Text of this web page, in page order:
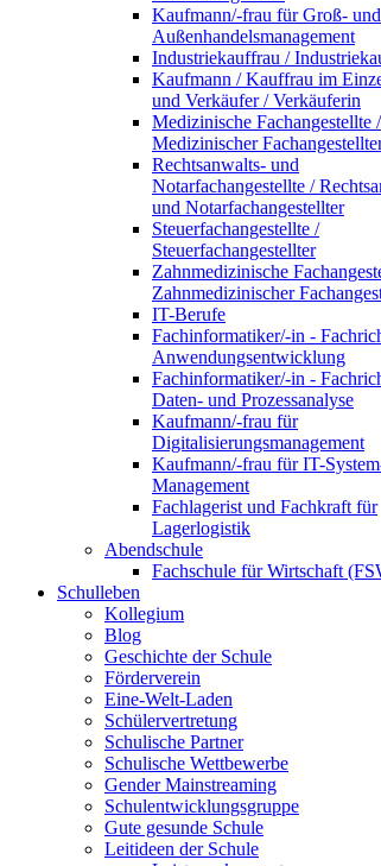
Kaufmann/-frau für Groß- und
Außenhandelsmanagement
Industriekauffrau /
Kaufmann / Kauffrau im
und Verkäufer / Verkäuferin
Medizinische Fachangestellte /
Medizinischer
Rechtsanwalts- und
Notarfachangestellte /
und Notarfachangestellter
Steuerfachangestellte /
Steuerfachangestellter
Zahnmedizinische
Zahnmedizinischer
IT-Berufe
Fachinformatiker/-in -
Anwendungsentwicklung
Fachinformatiker/-in -
Daten- und Prozessanalyse
Kaufmann/-frau für
Digitalisierungsmanagement
Kaufmann/-frau für IT-
Management
Fachlagerist und Fachkraft für
Lagerlogistik
Abendschule
Fachschule für Wirtschaft
Schulleben
Kollegium
Blog
Geschichte der Schule
Förderverein
Eine-Welt-Laden
Schülervertretung
Schulische Partner
Schulische Wettbewerbe
Gender Mainstreaming
Schulentwicklungsgruppe
Gute gesunde Schule
Leitideen der Schule